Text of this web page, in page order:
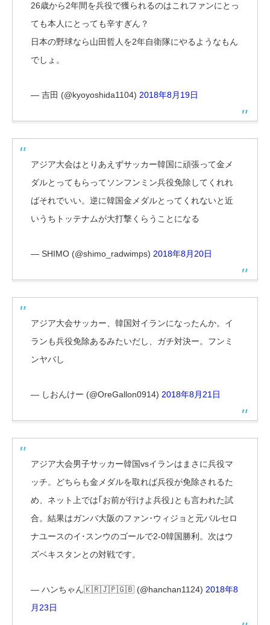
26歳から2年間を兵役で獲られるのはこれファンにとっ
ても本人にとっても辛すぎん？
日本の野球なら山田哲人を2年自衛隊にやるようなもん
でしょ。
— 吉田 (@kyoyoshida1104) 2018年8月19日
アジア大会はとりあえずサッカー韓国に頑張って金メ
ダルとってもらってソンフンミン兵役免除してくれれ
ばそれでいい。逆に韓国金メダルとってくれないと近
いうちトッテナムが大打撃くらうことになる
— SHIMO (@shimo_radwimps) 2018年8月20日
アジア大会サッカー、韓国対イランになったんか。イ
ランも兵役免除あるみたいだし、ガチ対決ー。フンミ
ンヤバし
— しおんけー (@OreGallon0914) 2018年8月21日
アジア大会男子サッカー韓国vsイランはまさに兵役マ
ッチ。どちらも金メダルを取れば兵役が免除されるた
め、ネット上では｢お前が行けよ兵役｣とも言われた試
合。結果はガンバ大阪のファン･ウィジョと元バルセロ
ナユースのイ･スンウのゴールで2-0韓国勝利。次はウ
ズベキスタンとの対戦です。
— ハンちゃん🇰🇷🇯🇵🇬🇧 (@hanchan1124) 2018年8
月23日